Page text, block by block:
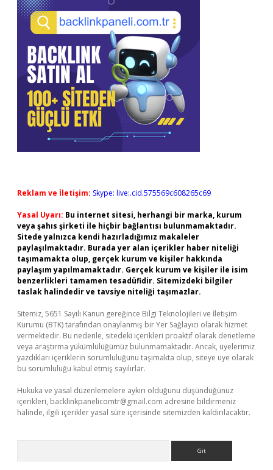
Reklam ve İletişim: Skype: live:.cid.575569c608265c69
Yasal Uyarı: Bu internet sitesi, herhangi bir marka, kurum
veya şahıs şirketi ile hiçbir bağlantısı bulunmamaktadır.
Sitede yalnızca kendi hazırladığımız makaleler
paylaşılmaktadır. Burada yer alan içerikler haber niteliği
taşımamakta olup, gerçek kurum ve kişiler hakkında
paylaşım yapılmamaktadır. Gerçek kurum ve kişiler ile isim
benzerlikleri tamamen tesadüfidir. Sitemizdeki bilgiler
taslak halindedir ve tavsiye niteliği taşımazlar.
Sitemiz, 5651 Sayılı Kanun gereğince Bilgi Teknolojileri ve İletişim
Kurumu (BTK) tarafından onaylanmış bir Yer Sağlayıcı olarak hizmet
vermektedir. Bu nedenle, sitedeki içerikleri proaktif olarak denetleme
veya araştırma yükümlülüğümüz bulunmamaktadır. Ancak, üyelerimiz
yazdıkları içeriklerin sorumluluğunu taşımakta olup, siteye üye olarak
bu sorumluluğu kabul etmiş sayılırlar.
Hukuka ve yasal düzenlemelere aykırı olduğunu düşündüğünüz
içerikleri, backlinkpanelicomtr@gmail.com adresine bildirmeniz
halinde, ilgili içerikler yasal süre içerisinde sitemizden kaldırılacaktır.